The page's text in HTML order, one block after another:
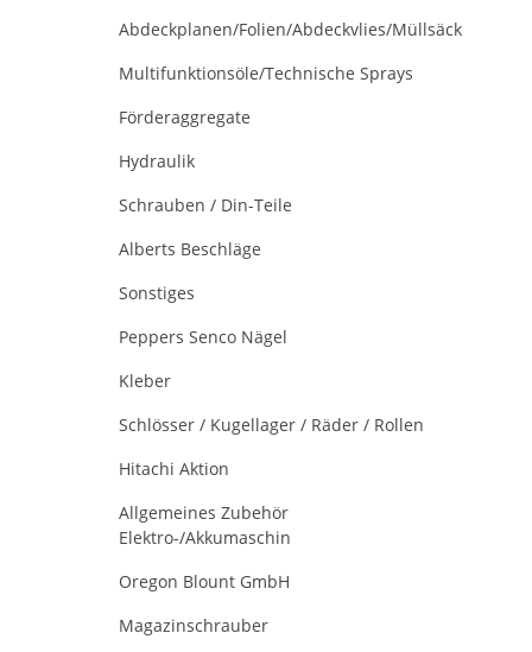
Abdeckplanen/Folien/Abdeckvlies/Müllsäck
Multifunktionsöle/Technische Sprays
Förderaggregate
Hydraulik
Schrauben / Din-Teile
Alberts Beschläge
Sonstiges
Peppers Senco Nägel
Kleber
Schlösser / Kugellager / Räder / Rollen
Hitachi Aktion
Allgemeines Zubehör
Elektro-/Akkumaschin
Oregon Blount GmbH
Magazinschrauber